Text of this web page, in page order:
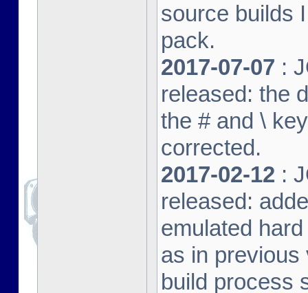
source builds
pack.
2017-07-07 :
released: the
the # and \
corrected.
2017-02-12 :
released:
emulated
as in previous
build process